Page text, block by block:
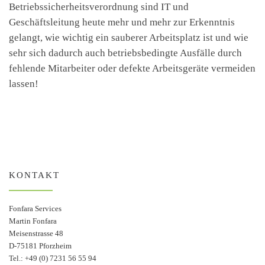
Betriebssicherheitsverordnung sind IT und
Geschäftsleitung heute mehr und mehr zur Erkenntnis
gelangt, wie wichtig ein sauberer Arbeitsplatz ist und wie
sehr sich dadurch auch betriebsbedingte Ausfälle durch
fehlende Mitarbeiter oder defekte Arbeitsgeräte vermeiden
lassen!
KONTAKT
Fonfara Services
Martin Fonfara
Meisenstrasse 48
D-75181 Pforzheim
Tel.: +49 (0) 7231 56 55 94